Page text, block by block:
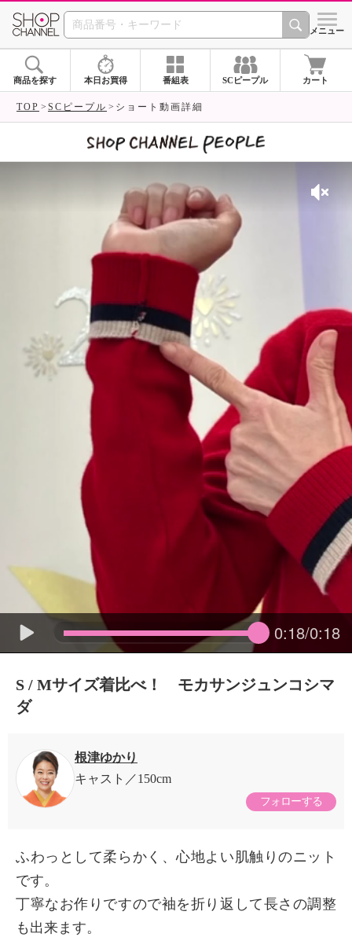
SHOP CHANNEL シメニュー
商品を探す 本日お買得 番組表 SCピープル カート
TOP SCピープル ショート動画詳細
0:18/0:18
S / Mサイズ着比べ！ モカサンジュンコシマ
ダ
根津ゆかり
キャスト
150cm
フォローする
ふわっとして柔らかく、心地よい肌触りのニット
です。
丁寧なお作りですので袖を折り返して長さの調整
も出来ます。